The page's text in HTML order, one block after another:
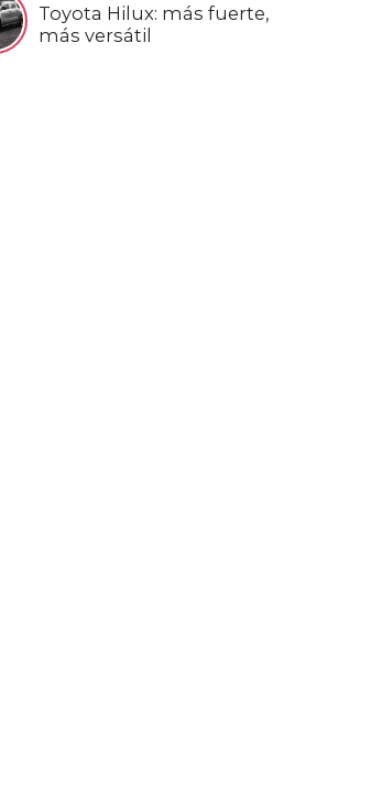
Toyota Hilux: más fuerte,
más versátil